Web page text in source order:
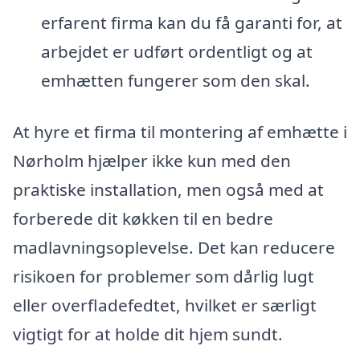
erfarent firma kan du få garanti for, at
arbejdet er udført ordentligt og at
emhætten fungerer som den skal.
At hyre et firma til montering af emhætte i
Nørholm hjælper ikke kun med den
praktiske installation, men også med at
forberede dit køkken til en bedre
madlavningsoplevelse. Det kan reducere
risikoen for problemer som dårlig lugt
eller overfladefedtet, hvilket er særligt
vigtigt for at holde dit hjem sundt.